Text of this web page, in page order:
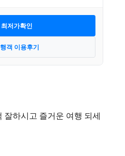
최저가확인
객 이용후기
잘하시고 즐거운 여행 되세